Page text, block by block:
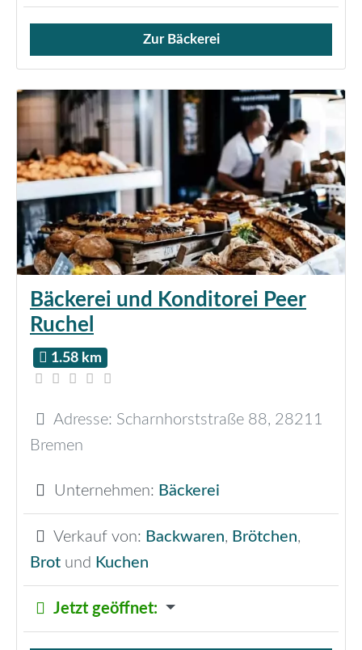
Verkauf von Brötchen,
Zur Bäckerei
Bäckerei und Konditorei Peer
Ruchel
1.58 km
Adresse: Scharnhorststraße 88, 28211
Bremen
Unternehmen: Bäckerei
Verkauf von: Backwaren, Brötchen,
Brot und Kuchen
Jetzt geöffnet: